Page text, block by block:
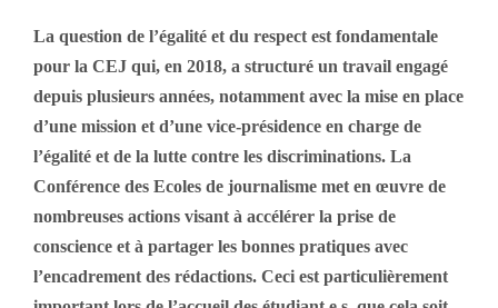
La question de l’égalité et du respect est fondamentale
pour la CEJ qui, en 2018, a structuré un travail engagé
depuis plusieurs années, notamment avec la mise en place
d’une mission et d’une vice-présidence en charge de
l’égalité et de la lutte contre les discriminations. La
Conférence des Ecoles de journalisme met en œuvre de
nombreuses actions visant à accélérer la prise de
conscience et à partager les bonnes pratiques avec
l’encadrement des rédactions. Ceci est particulièrement